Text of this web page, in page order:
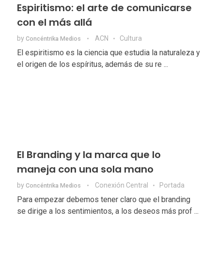
Espiritismo: el arte de comunicarse
con el más allá
by Concéntrika Medios ACN Cultura
El espiritismo es la ciencia que estudia la naturaleza y
el origen de los espíritus, además de su re ...
El Branding y la marca que lo
maneja con una sola mano
by Concéntrika Medios Conexión Central Portada
Para empezar debemos tener claro que el branding
se dirige a los sentimientos, a los deseos más prof ...